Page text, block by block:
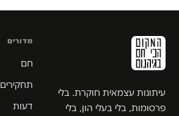
עיתונות עצמאית חוקרת. בלי
פרסומות, בלי בעלי הון, בלי
מדורים
חם
תחקירים
דעות